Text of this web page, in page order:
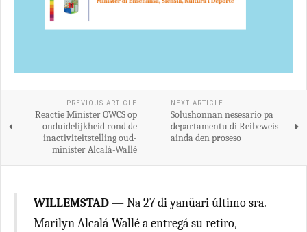
PREVIOUS ARTICLE
Reactie Minister OWCS op
onduidelijkheid rond de
inactiviteitstelling oud-
minister Alcalá-Wallé
NEXT ARTICLE
Solushonnan nesesario pa
departamentu di Reibeweis
ainda den proseso
WILLEMSTAD— Na 27 di yanüari último sra.
Marilyn Alcalá-Wallé a entregá su retiro,